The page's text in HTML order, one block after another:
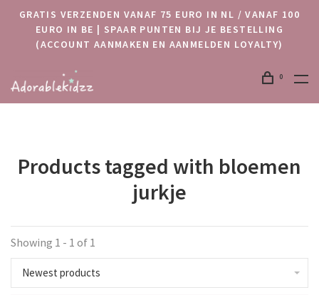
GRATIS VERZENDEN VANAF 75 EURO IN NL / VANAF 100
EURO IN BE | SPAAR PUNTEN BIJ JE BESTELLING
(ACCOUNT AANMAKEN EN AANMELDEN LOYALTY)
0
Products tagged with bloemen
jurkje
Showing 1 - 1 of 1
Newest products